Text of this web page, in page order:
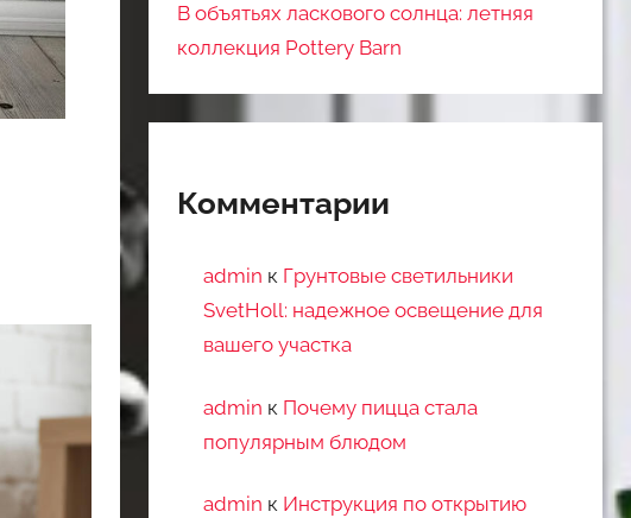
В объятьях ласкового солнца: летняя
коллекция Pottery Barn
Комментарии
admin к Грунтовые светильники
SvetHoll: надежное освещение для
вашего участка
admin к Почему пицца стала
популярным блюдом
admin к Инструкция по открытию